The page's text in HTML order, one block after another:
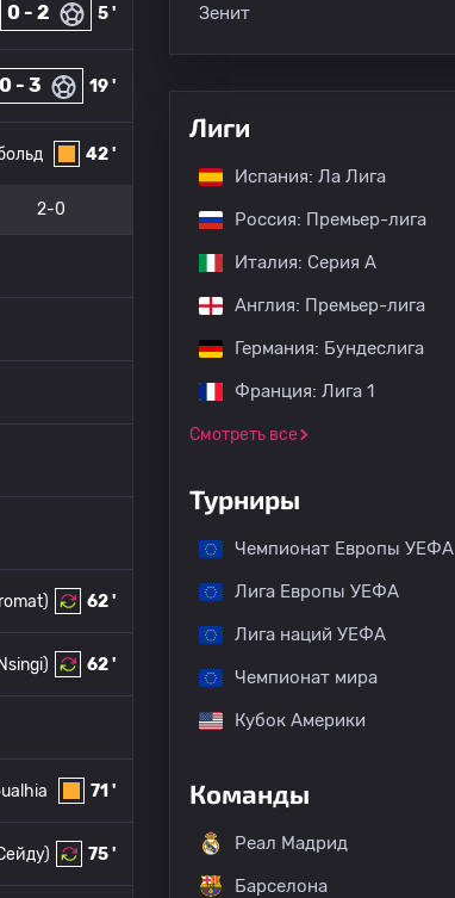
5 '
0 - 2
19 '
0 - 3
42 '
2-0
62 '
62 '
71 '
75 '
Зенит
Лиги
Испания: Ла Лига
Россия: Премьер-лига
Италия: Серия А
Англия: Премьер-лига
Германия: Бундеслига
Франция: Лига 1
Смотреть все
Турниры
Чемпионат Европы УЕФА
Лига Европы УЕФА
Лига наций УЕФА
Чемпионат мира
Кубок Америки
Команды
Реал Мадрид
Барселона